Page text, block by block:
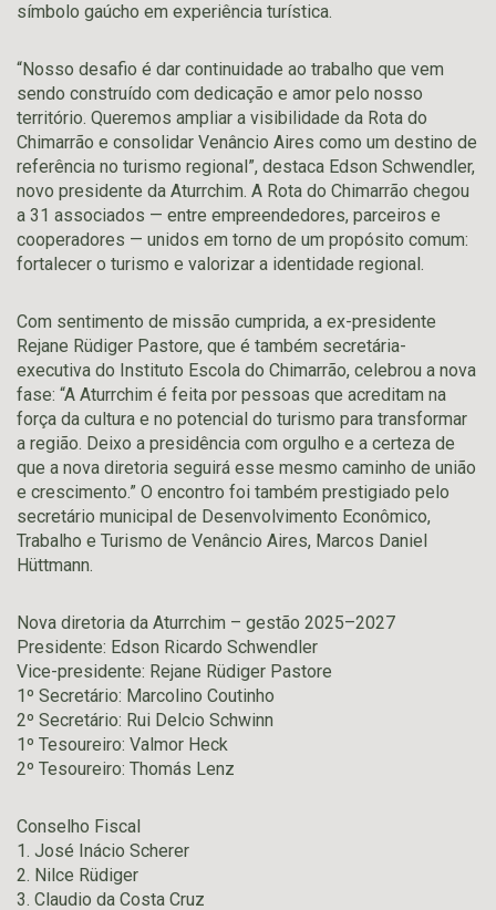
símbolo gaúcho em experiência turística.
“Nosso desafio é dar continuidade ao trabalho que vem
sendo construído com dedicação e amor pelo nosso
território. Queremos ampliar a visibilidade da Rota do
Chimarrão e consolidar Venâncio Aires como um destino de
referência no turismo regional”, destaca Edson Schwendler,
novo presidente da Aturrchim. A Rota do Chimarrão chegou
a 31 associados — entre empreendedores, parceiros e
cooperadores — unidos em torno de um propósito comum:
fortalecer o turismo e valorizar a identidade regional.
Com sentimento de missão cumprida, a ex-presidente
Rejane Rüdiger Pastore, que é também secretária-
executiva do Instituto Escola do Chimarrão, celebrou a nova
fase: “A Aturrchim é feita por pessoas que acreditam na
força da cultura e no potencial do turismo para transformar
a região. Deixo a presidência com orgulho e a certeza de
que a nova diretoria seguirá esse mesmo caminho de união
e crescimento.” O encontro foi também prestigiado pelo
secretário municipal de Desenvolvimento Econômico,
Trabalho e Turismo de Venâncio Aires, Marcos Daniel
Hüttmann.
Nova diretoria da Aturrchim – gestão 2025–2027
Presidente: Edson Ricardo Schwendler
Vice-presidente: Rejane Rüdiger Pastore
1º Secretário: Marcolino Coutinho
2º Secretário: Rui Delcio Schwinn
1º Tesoureiro: Valmor Heck
2º Tesoureiro: Thomás Lenz
Conselho Fiscal
1. José Inácio Scherer
2. Nilce Rüdiger
3. Claudio da Costa Cruz